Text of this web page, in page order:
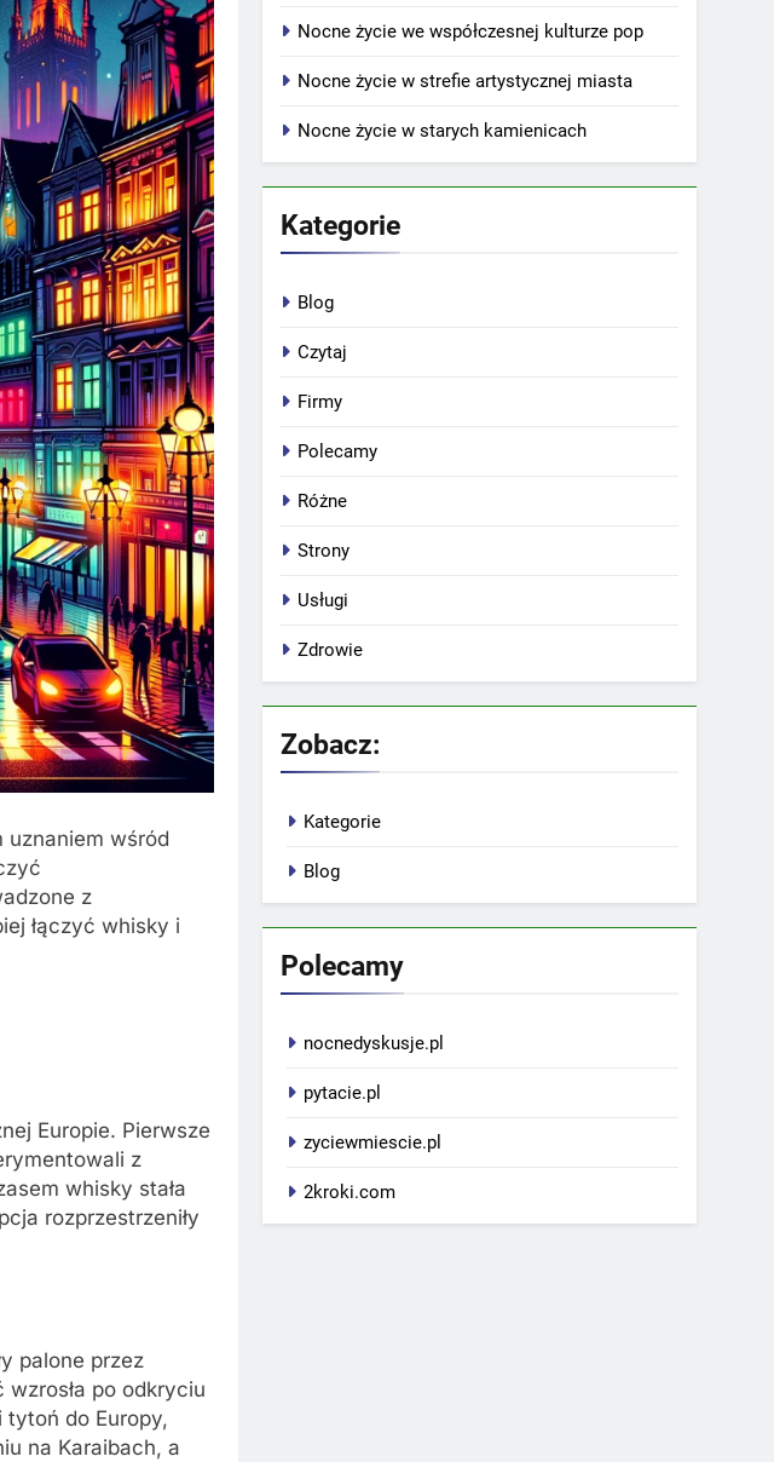
wśród
z
łączyć whisky i
Europie. Pierwsze
z
whisky stała
rozprzestrzeniły
palone przez
po odkryciu
do Europy,
na Karaibach, a
Nocne życie we współczesnej kulturze pop
Nocne życie w strefie artystycznej miasta
Nocne życie w starych kamienicach
Kategorie
Blog
Czytaj
Firmy
Polecamy
Różne
Strony
Usługi
Zdrowie
Zobacz:
Kategorie
Blog
Polecamy
nocnedyskusje.pl
pytacie.pl
zyciewmiescie.pl
2kroki.com